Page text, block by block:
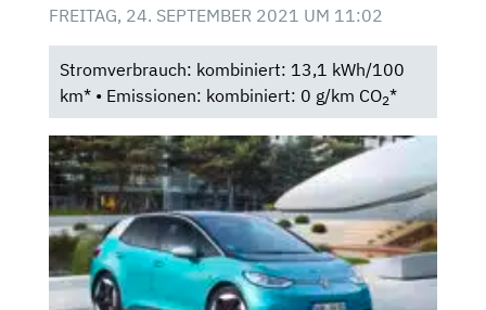
FREITAG, 24. SEPTEMBER 2021 UM 11:02
Stromverbrauch: kombiniert: 13,1 kWh/100
km* • Emissionen: kombiniert: 0 g/km CO2*